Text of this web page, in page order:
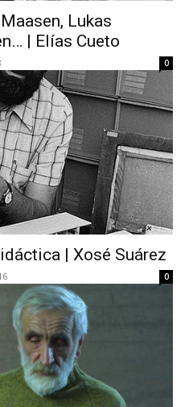
Lukas
| Elías Cueto
0
| Xosé Suárez
0